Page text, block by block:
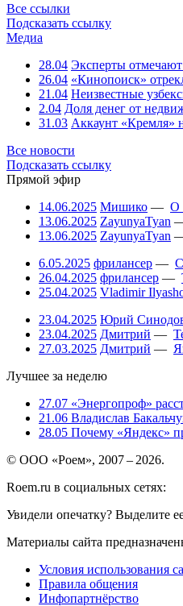
Все ссылки
Подсказать ссылку
Медиа
28.04 Эксперты отмечают
26.04 «Кинопоиск»
21.04 Неизвестные
2.04 Доля денег от
31.03 Аккаунт «Кремля»
Все новости
Подсказать ссылку
Прямой эфир
14.06.2025 Мишико — О
13.06.2025 ZayunyaTyan
13.06.2025 ZayunyaTyan
6.05.2025 фрилансер —
26.04.2025 фрилансер —
25.04.2025 Vladimir
23.04.2025 Юрий
23.04.2025 Дмитрий —
27.03.2025 Дмитрий —
Лучшее за неделю
27.07 «Энергопроф»
21.06 Владислав
28.05 Почему «Яндекс»
© ООО «Роем», 2007 – 2026.
Roem.ru в социальных сетях:
Увидели опечатку? Выделите
Материалы сайта
Условия использования
Правила общения
Инфопартнёрство